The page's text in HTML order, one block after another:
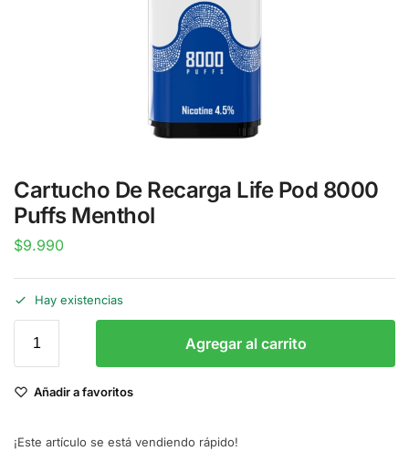
Cartucho De Recarga Life Pod 8000
Puffs Menthol
$9.990
Hay existencias
Agregar al carrito
Añadir a favoritos
¡Este artículo se está vendiendo rápido!